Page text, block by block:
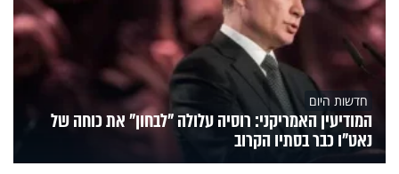
חדשות היום
המודיעין האמריקני: רוסיה עלולה "לבחון" את כוחה של
נאט"ו כבר בסתיו הקרוב